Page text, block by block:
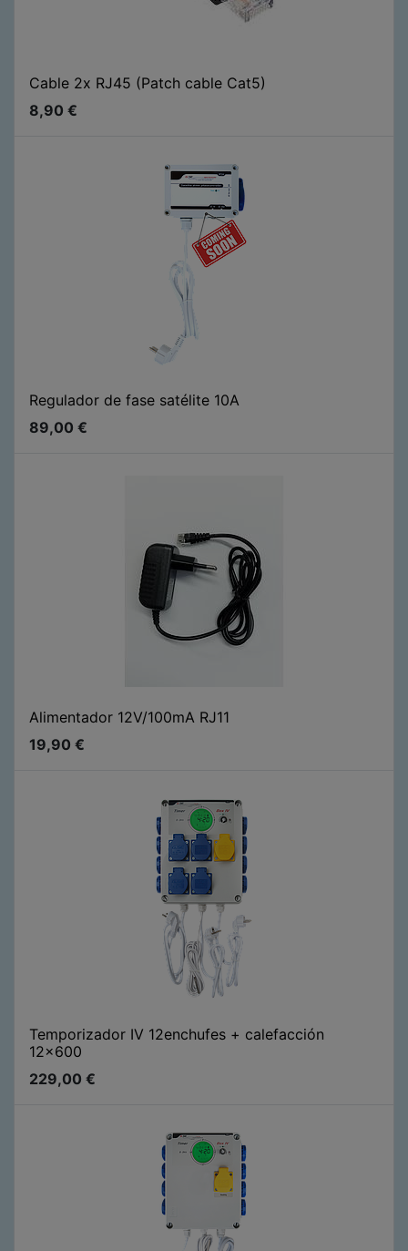
Cable 2x RJ45 (Patch cable Cat5)
8,90 €
Regulador de fase satélite 10A
89,00 €
Alimentador 12V/100mA RJ11
19,90 €
Temporizador IV 12enchufes + calefacción
12x600
229,00 €